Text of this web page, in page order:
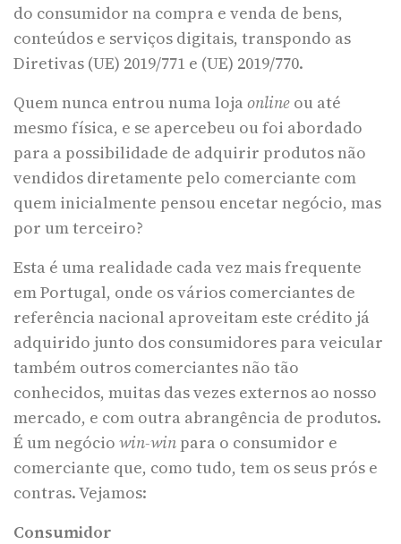
do consumidor na compra e venda de bens,
conteúdos e serviços digitais, transpondo as
Diretivas (UE) 2019/771 e (UE) 2019/770.
Quem nunca entrou numa loja online ou até
mesmo física, e se apercebeu ou foi abordado
para a possibilidade de adquirir produtos não
vendidos diretamente pelo comerciante com
quem inicialmente pensou encetar negócio, mas
por um terceiro?
Esta é uma realidade cada vez mais frequente
em Portugal, onde os vários comerciantes de
referência nacional aproveitam este crédito já
adquirido junto dos consumidores para veicular
também outros comerciantes não tão
conhecidos, muitas das vezes externos ao nosso
mercado, e com outra abrangência de produtos.
É um negócio win-win para o consumidor e
comerciante que, como tudo, tem os seus prós e
contras. Vejamos:
Consumidor